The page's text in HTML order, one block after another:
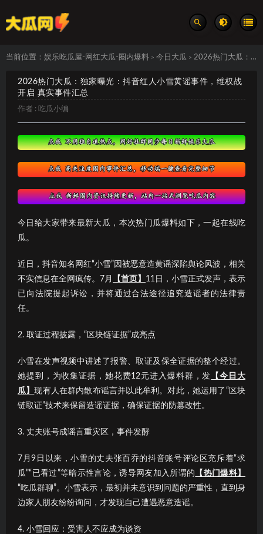
当前位置： 娱乐吃瓜屋-网红大瓜-圈内爆料 > 今日大瓜 > 2026热门大瓜：独家曝光：抖音红人小雪黄谣事件，维权战开启 真实事件汇总
2026热门大瓜：独家曝光：抖音红人小雪黄谣事件，维权战
开启 真实事件汇总
作者 : 吃瓜小编
今日给大家带来最新大瓜，本次热门瓜爆料如下，一起在线吃
瓜。
近日，抖音知名网红“小雪”因被恶意造黄谣深陷舆论风波，相关
不实信息在全网疯传。7月
【首页】 11日，小雪正式发声，表示
已向法院提起诉讼，并将通过合法途径追究造谣者的法律责
任。
2. 取证过程披露，“区块链证据”成亮点
小雪在发声视频中讲述了报警、取证及保全证据的整个经过。
她提到，为收集证据，她花费12元进入爆料群，发 【今日大
瓜】现有人在群内散布谣言并以此牟利。对此，她运用了“区块
链取证”技术来保留造谣证据，确保证据的防篡改性。
3. 丈夫账号成谣言重灾区，事件发酵
7月9日以来，小雪的丈夫张百乔的抖音账号评论区充斥着“求
瓜”“已看过”等暗示性言论，诱导网友加入所谓的 【热门爆料】
“吃瓜群聊”。小雪表示，最初并未意识到问题的严重性，直到身
边家人朋友纷纷询问，才发现自己遭遇恶意造谣。
4. 小雪回应：受害人不应成为谈资